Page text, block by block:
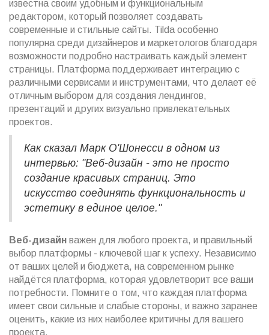
известна своим удобным и функциональным
редактором, который позволяет создавать
современные и стильные сайты. Tilda особенно
популярна среди дизайнеров и маркетологов благодаря
возможности подробно настраивать каждый элемент
страницы. Платформа поддерживает интеграцию с
различными сервисами и инструментами, что делает её
отличным выбором для создания лендингов,
презентаций и других визуально привлекательных
проектов.
Как сказал Марк О'Шонесси в одном из
интервью: "Веб-дизайн - это не просто
создание красивых страниц. Это
искусство соединять функциональность и
эстетику в единое целое."
Веб-дизайн важен для любого проекта, и правильный
выбор платформы - ключевой шаг к успеху. Независимо
от ваших целей и бюджета, на современном рынке
найдётся платформа, которая удовлетворит все ваши
потребности. Помните о том, что каждая платформа
имеет свои сильные и слабые стороны, и важно заранее
оценить, какие из них наиболее критичны для вашего
проекта.